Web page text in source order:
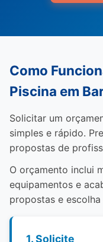
Como
Piscina em
Solicitar um
simples e rápido.
propostas de
O orçamento inclui
equipamentos e
propostas e escolha
1. Solicite